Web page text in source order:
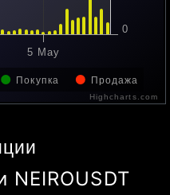
Покупка Продажа
5 May
0
Highcharts.com
NEIROUSDT